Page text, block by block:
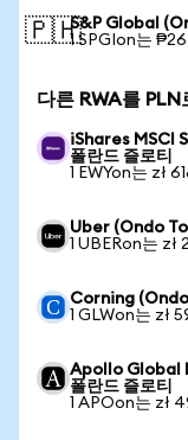
🇵🇭S&P Global
1 SPGIon는
다른 RWA를 PLN
iShares MSCI
폴란드 즐로티
1 EWYon는 zł
Uber (Ondo
1 UBERon는 zł
Corning (Ondo
1 GLWon는 zł
Apollo Global
폴란드 즐로티
1 APOon는 zł